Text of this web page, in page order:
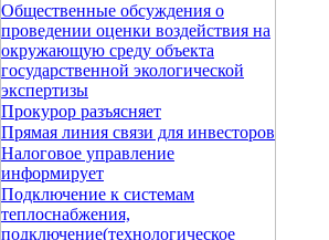
Общественные обсуждения о
проведении оценки воздействия на
окружающую среду объекта
государственной экологической
экспертизы
Прокурор разъясняет
Прямая линия связи для инвесторов
Налоговое управление
информирует
Подключение к системам
теплоснабжения,
подключение(технологическое